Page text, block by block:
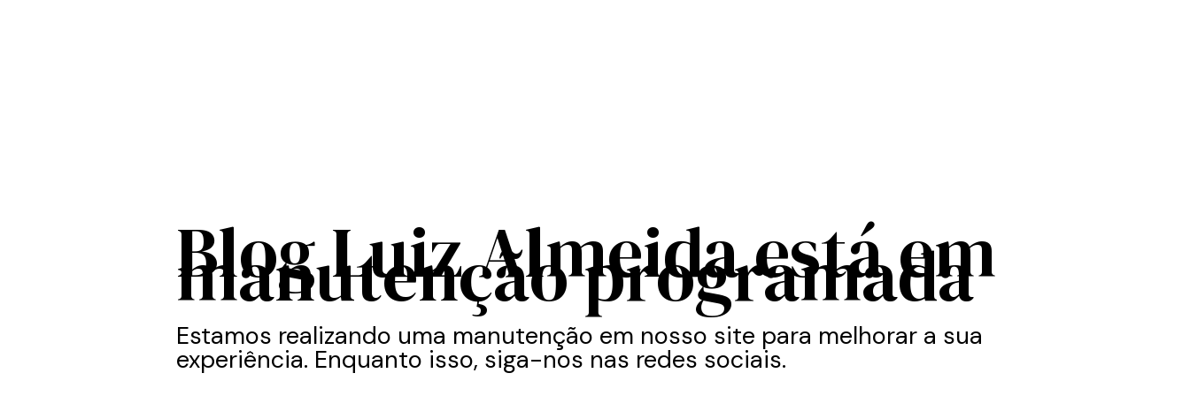
Blog Luiz Almeida está em
manutenção programada
Estamos realizando uma manutenção em nosso site para melhorar a sua
experiência. Enquanto isso, siga-nos nas redes sociais.